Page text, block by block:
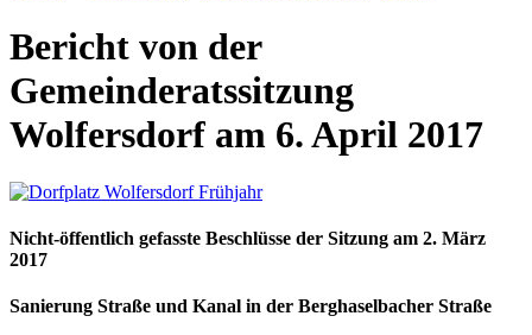
Bericht von der
Gemeinderatssitzung
Wolfersdorf am 6. April 2017
Nicht-öffentlich gefasste Beschlüsse der Sitzung am 2. März
2017
Sanierung Straße und Kanal in der Berghaselbacher Straße